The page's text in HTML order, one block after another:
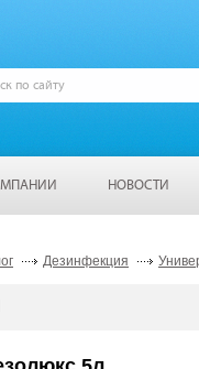
НОВОСТИ
Дезинфекция